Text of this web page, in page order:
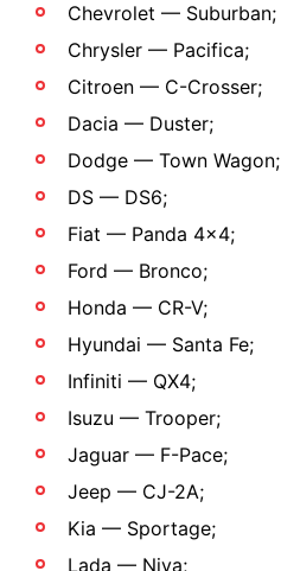
Chevrolet — Suburban;
Chrysler — Pacifica;
Citroen — C-Crosser;
Dacia — Duster;
Dodge — Town Wagon;
DS — DS6;
Fiat — Panda 4x4;
Ford — Bronco;
Honda — CR-V;
Hyundai — Santa Fe;
Infiniti — QX4;
Isuzu — Trooper;
Jaguar — F-Pace;
Jeep — CJ-2A;
Kia — Sportage;
Lada — Niva;